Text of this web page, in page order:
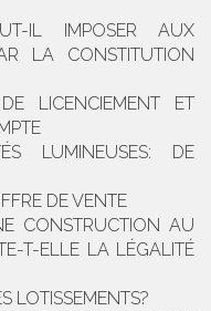
IL IMPOSER AUX
LA CONSTITUTION
LICENCIEMENT ET
LUMINEUSES: DE
DE VENTE
CONSTRUCTION AU
T-ELLE LA LÉGALITÉ
LOTISSEMENTS?